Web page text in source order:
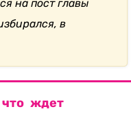
на пост главы
в
ждет